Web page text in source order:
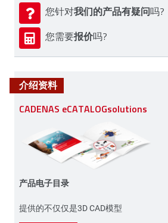
您针对我们的产品有疑问吗?
您需要报价吗?
介绍资料
CADENAS eCATALOGsolutions
产品电子目录
提供的不仅仅是3D CAD模型